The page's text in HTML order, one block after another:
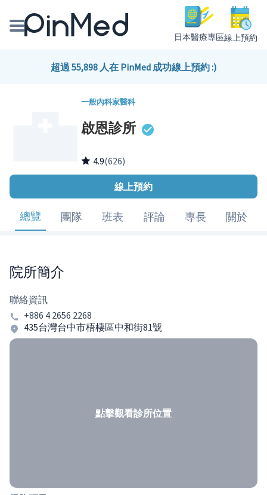
日本醫療專區線上預約
線上預約醫師、院所
我是醫療人員
超過 55,898 人在 PinMed 成功線上預約 :)
一般內科家醫科
啟恩診所
4.9(626)
線上預約
總覽 團隊 班表 評論 專長 關於
院所簡介
聯絡資訊
+886 4 2656 2268
435台灣台中市梧棲區中和街81號
點擊觀看診所位置